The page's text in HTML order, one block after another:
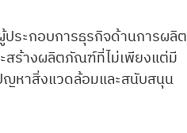
ประกอบการธุรกิจด้านการผลิต
สร้างผลิตภัณฑ์ที่ไม่เพียงแต่มี
ญหาสิ่งแวดล้อมและสนับสนุน